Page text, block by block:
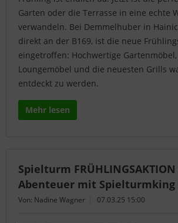
Garten oder die Terrasse in eine echte
verwandeln. Bei Demmelhuber in
direkt an der B169, ist die neue
eingetroffen: Hochwertige
Loungemöbel und die neuesten Grills
entdeckt zu werden.
Mehr lesen
Spielturm
Abenteuer mit Spielturmking
Von: Nadine Wagner 07.03.25 15:00